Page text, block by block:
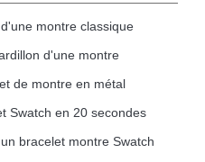
montre classique
d'une montre
de montre en métal
Swatch en 20 secondes
bracelet montre Swatch